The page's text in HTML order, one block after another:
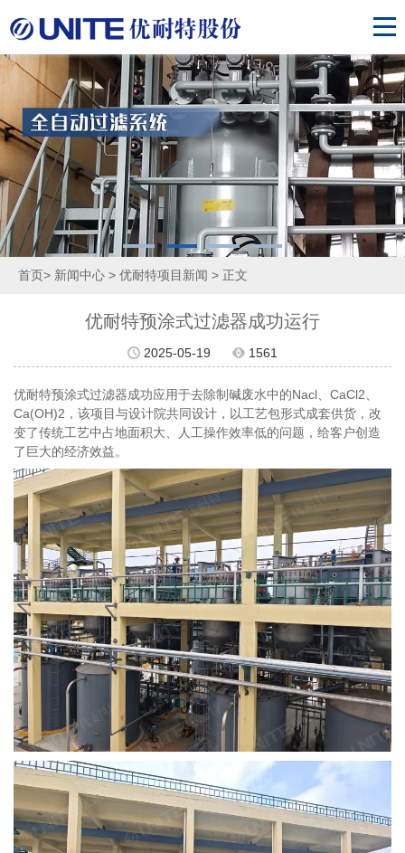
首页> 新闻中心 > 优耐特项目新闻 > 正文
优耐特预涂式过滤器成功运行
2025-05-19 1561
优耐特预涂式过滤器成功应用于去除制碱废水中的Nacl、CaCl2、
Ca(OH)2，该项目与设计院共同设计，以工艺包形式成套供货，改
变了传统工艺中占地面积大、人工操作效率低的问题，给客户创造
了巨大的经济效益。